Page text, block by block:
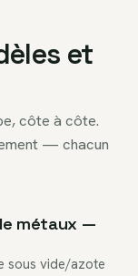
et
côte à côte.
— chacun
métaux —
sous vide/azote